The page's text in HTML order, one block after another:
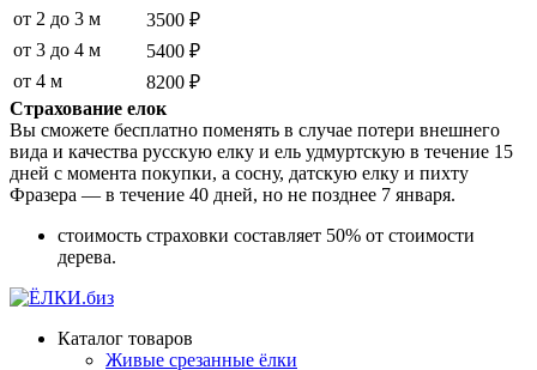
от 2 до 3 м
3500 ₽
от 3 до 4 м
5400 ₽
от 4 м
8200 ₽
Страхование елок
Вы сможете бесплатно поменять в случае потери внешнего
вида и качества русскую елку и ель удмуртскую в течение 15
дней с момента покупки, а сосну, датскую елку и пихту
Фразера — в течение 40 дней, но не позднее 7 января.
стоимость страховки составляет 50% от стоимости
дерева.
Каталог товаров
Живые срезанные ёлки